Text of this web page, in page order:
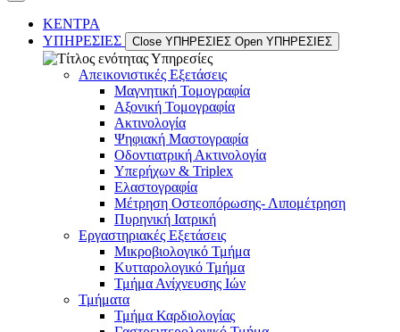
ΚΕΝΤΡΑ
ΥΠΗΡΕΣΙΕΣ
Close ΥΠΗΡΕΣΙΕΣ Open ΥΠΗΡΕΣΙΕΣ
Απεικονιστικές Εξετάσεις
Μαγνητική Τομογραφία
Αξονική Τομογραφία
Ακτινολογία
Ψηφιακή Μαστογραφία
Οδοντιατρική Ακτινολογία
Υπερήχων & Triplex
Ελαστογραφία
Μέτρηση Οστεοπόρωσης- Λιπομέτρηση
Πυρηνική Ιατρική
Εργαστηριακές Εξετάσεις
Μικροβιολογικό Τμήμα
Κυτταρολογικό Τμήμα
Τμήμα Ανίχνευσης Ιών
Τμήματα
Τμήμα Καρδιολογίας